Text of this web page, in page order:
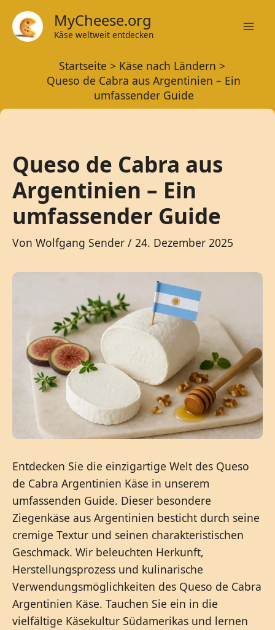
Inhalt
springen
MyCheese.org
Käse weltweit entdecken
Startseite
Käse nach Ländern
Queso de Cabra aus Argentinien – Ein
umfassender Guide
Queso de Cabra aus
Argentinien – Ein
umfassender Guide
Von Wolfgang Sender / 24. Dezember 2025
Entdecken Sie die einzigartige Welt des Queso
de Cabra Argentinien Käse in unserem
umfassenden Guide. Dieser besondere
Ziegenkäse aus Argentinien besticht durch seine
cremige Textur und seinen charakteristischen
Geschmack. Wir beleuchten Herkunft,
Herstellungsprozess und kulinarische
Verwendungsmöglichkeiten des Queso de Cabra
Argentinien Käse. Tauchen Sie ein in die
vielfältige Käsekultur Südamerikas und lernen